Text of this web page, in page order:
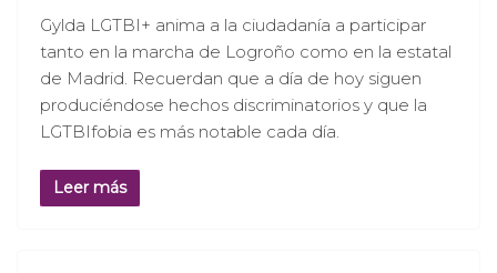
Gylda LGTBI+ anima a la ciudadanía a participar
tanto en la marcha de Logroño como en la estatal
de Madrid. Recuerdan que a día de hoy siguen
produciéndose hechos discriminatorios y que la
LGTBIfobia es más notable cada día.
Leer más